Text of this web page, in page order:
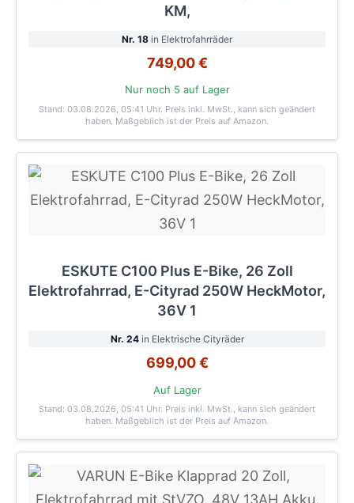
KM,
Nr. 18 in Elektrofahrräder
749,00 €
Nur noch 5 auf Lager
Stand: 03.08.2026, 05:41 Uhr. Preis inkl. MwSt., kann sich geändert
haben. Maßgeblich ist der Preis auf Amazon.
ESKUTE C100 Plus E-Bike, 26 Zoll
Elektrofahrrad, E-Cityrad 250W HeckMotor,
36V 1
Nr. 24in Elektrische Cityräder
699,00 €
Auf Lager
Stand: 03.08.2026, 05:41 Uhr. Preis inkl. MwSt., kann sich geändert
haben. Maßgeblich ist der Preis auf Amazon.